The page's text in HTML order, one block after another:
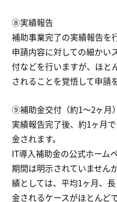
⑧実績報告
補助事業完了の実績報告を
申請内容に対しての細かい
付などを行いますが、ほと
されることを覚悟して申請
⑨補助金交付（約1〜2ヶ月）
実績報告完了後、約1ヶ月
金されます。
IT導入補助金の公式ホーム
期間は明示されていません
績としては、平均1ヶ月、
金されるケースがほとんど